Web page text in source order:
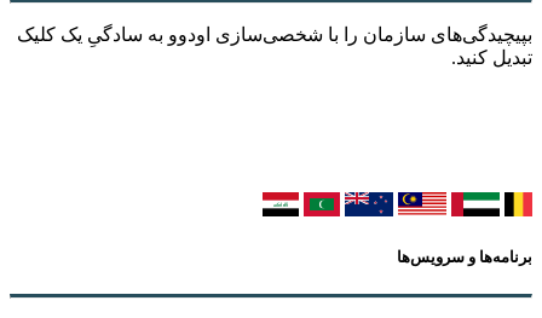
بپیچیدگی‌های سازمان را با شخصی‌سازی اودوو به سادگیِ یک کلیک
تبدیل کنید.
برنامه‌ها و سرویس‌ها